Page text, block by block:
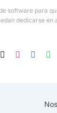
software para
dedicarse en